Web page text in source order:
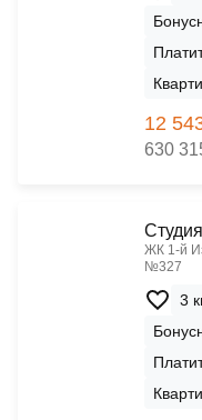
12
630
ЖК 1‑й
№327
3